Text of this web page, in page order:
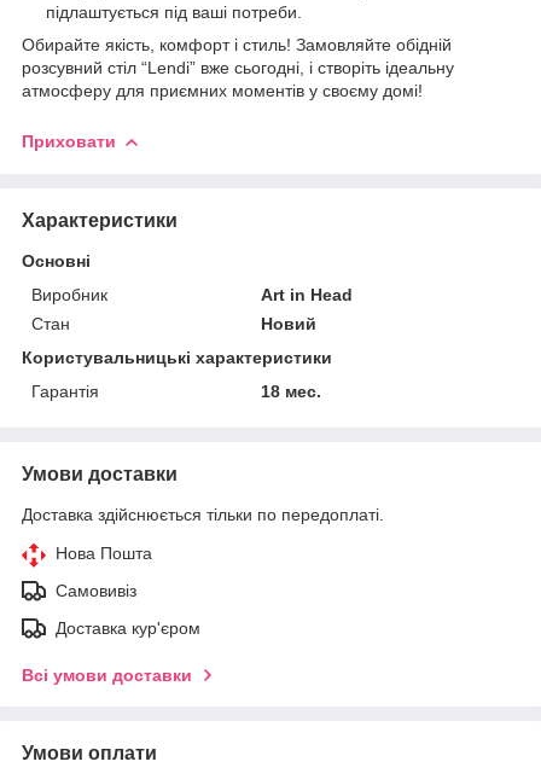
підлаштується під ваші потреби.
Обирайте якість, комфорт і стиль! Замовляйте обідній
розсувний стіл “Lendi” вже сьогодні, і створіть ідеальну
атмосферу для приємних моментів у своєму домі!
Приховати
Характеристики
Основні
Виробник
Art in Head
Стан
Новий
Користувальницькі характеристики
Гарантія
18 мес.
Умови доставки
Доставка здійснюється тільки по передоплаті.
Нова Пошта
Самовивіз
Доставка кур'єром
Всі умови доставки
Умови оплати